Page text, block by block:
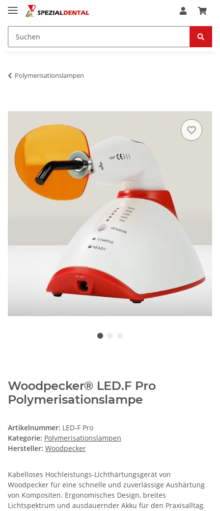
Polymerisationslampen
Woodpecker® LED.F Pro
Polymerisationslampe
Artikelnummer: LED-F Pro
Kategorie: Polymerisationslampen
Hersteller: Woodpecker
Kabelloses Hochleistungs-Lichthärtungsgerät von
Woodpecker für eine schnelle und zuverlässige Aushärtung
von Kompositen. Ergonomisches Design, breites
Lichtspektrum und ausdauernder Akku für den Praxisalltag.